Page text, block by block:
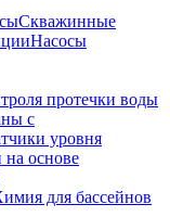
Скважинные
Насосы
протечки воды
с
уровня
основе
для бассейнов